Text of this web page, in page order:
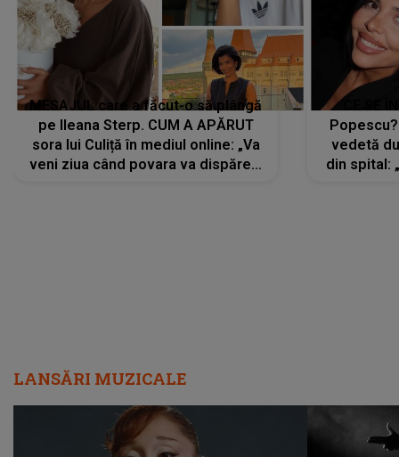
MESAJUL care a făcut-o să plângă
pe Ileana Sterp. CUM A APĂRUT
sora lui Culiță în mediul online: „Va
veni ziua când povara va dispărea,
vedetă
din spital:
LANSĂRI MUZICALE